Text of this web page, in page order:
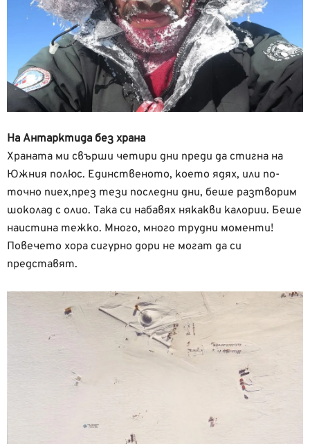
На Антарктида без храна
Храната ми свърши четири дни преди да стигна на
Южния полюс. Единственото, което ядях, или по-
точно пиех,през тези последни дни, беше разтворим
шоколад с олио. Така си набавях някакви калории. Беше
наистина тежко. Много, много трудни моменти!
Повечето хора сигурно дори не могат да си
представят.